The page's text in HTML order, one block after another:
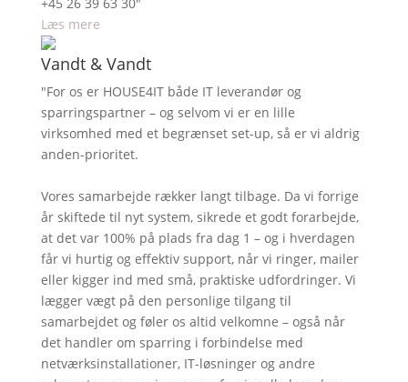
Læs mere
Vandt & Vandt
"For os er HOUSE4IT både IT leverandør og
sparringspartner – og selvom vi er en lille
virksomhed med et begrænset set-up, så er vi aldrig
anden-prioritet.
Vores samarbejde rækker langt tilbage. Da vi forrige
år skiftede til nyt system, sikrede et godt forarbejde,
at det var 100% på plads fra dag 1 – og i hverdagen
får vi hurtig og effektiv support, når vi ringer, mailer
eller kigger ind med små, praktiske udfordringer. Vi
lægger vægt på den personlige tilgang til
samarbejdet og føler os altid velkomne – også når
det handler om sparring i forbindelse med
netværksinstallationer, IT-løsninger og andre